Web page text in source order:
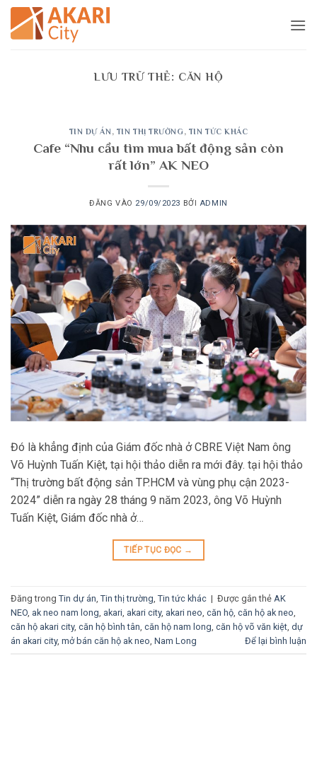
Bỏ
qua
nội
LƯU TRỮ THẺ: CĂN HỘ
TIN DỰ ÁN , TIN THỊ TRƯỜNG, TIN TỨC KHÁC
Cafe “Nhu cầu tìm mua bất động sản còn
rất lớn” AK NEO
ĐĂNG VÀO 29/09/2023 BỞI ADMIN
Đó là khẳng định của Giám đốc nhà ở CBRE Việt Nam ông
Võ Huỳnh Tuấn Kiệt, tại hội thảo diễn ra mới đây. tại hội thảo
“Thị trường bất động sản TP.HCM và vùng phụ cận 2023-
2024” diễn ra ngày 28 tháng 9 năm 2023, ông Võ Huỳnh
Tuấn Kiệt, Giám đốc nhà ở…
TIẾP TỤC ĐỌC →
Đăng trong Tin dự án Tin thị trường Tin tức khác | Được gắn thẻ AK
NEO ak neo nam long akari akari city, akari neo căn hộ căn hộ ak neo
căn hộ akari city, căn hộ bình tân căn hộ nam long căn hộ võ văn kiệt dự
án akari city, mở bán căn hộ ak neo Nam Long Để lại bình luận